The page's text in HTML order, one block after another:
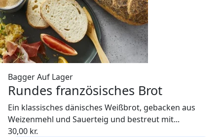
BaggerAuf Lager
Rundes französisches Brot
Ein klassisches dänisches Weißbrot, gebacken aus
Weizenmehl und Sauerteig und bestreut mit...
30,00 kr.